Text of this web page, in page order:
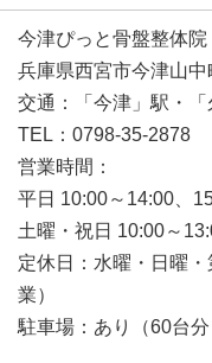
今津ぴっと骨盤整体院
兵庫県西宮市今津山
交通：「今津」駅・
TEL：0798-35-2878
営業時間：
平日 10:00～14:00、
土曜・祝日 10:00～
定休日：水曜・日曜
業）
駐車場：あり（60台分